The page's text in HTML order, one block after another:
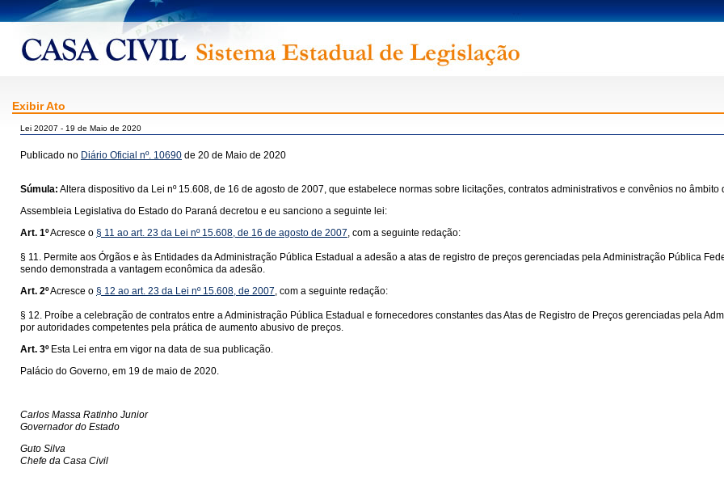
Exibir Ato
Lei 20207 - 19 de Maio de 2020
Publicado no Diário Oficial nº. 10690 de 20 de Maio de 2020
Súmula: Altera dispositivo da Lei nº 15.608, de 16 de agosto de 2007, que estabelece normas sobre licitações, contratos administrativos e convênios no
Assembleia Legislativa do Estado do Paraná decretou e eu sanciono a seguinte lei:
Art. 1ºAcresce o § 11 ao art. 23 da Lei nº 15.608, de 16 de agosto de 2007, com a seguinte redação:
§ 11. Permite aos Órgãos e às Entidades da Administração Pública Estadual a adesão a atas de registro de preços gerenciadas pela Administração Pública
sendo demonstrada a vantagem econômica da adesão.
Art. 2ºAcresce o § 12 ao art. 23 da Lei nº 15.608, de 2007, com a seguinte redação:
§ 12. Proíbe a celebração de contratos entre a Administração Pública Estadual e fornecedores constantes das Atas de Registro de Preços gerenciadas pela
por autoridades competentes pela prática de aumento abusivo de preços.
Art. 3º Esta Lei entra em vigor na data de sua publicação.
Palácio do Governo, em 19 de maio de 2020.
Carlos Massa Ratinho Junior
Governador do Estado
Guto Silva
Chefe da Casa Civil